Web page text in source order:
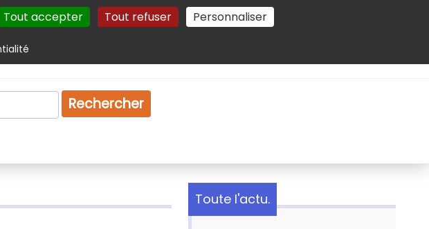
Tout accepter Tout refuser Personnaliser
services Plan du site Gestion des cookies
Droit
Rechercher
Toute l'actu.